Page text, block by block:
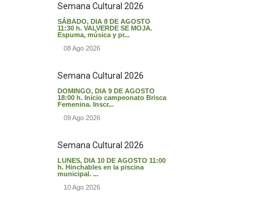
Semana Cultural 2026
SÁBADO, DIA 8 DE AGOSTO
11:30 h. VALVERDE SE MOJA.
Espuma, música y pr...
08 Ago 2026
Semana Cultural 2026
DOMINGO, DIA 9 DE AGOSTO
18:00 h. Inicio campeonato Brisca
Femenina. Inscr...
09 Ago 2026
Semana Cultural 2026
LUNES, DIA 10 DE AGOSTO 11:00
h. Hinchables en la piscina
municipal. ...
10 Ago 2026